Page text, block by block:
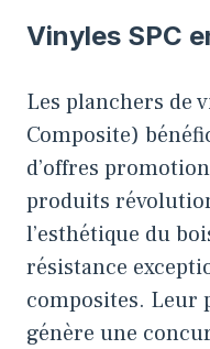
Vinyles SPC
Les planchers de
Composite)
d’offres
produits
l’esthétique du
résistance
composites. Leur
génère une